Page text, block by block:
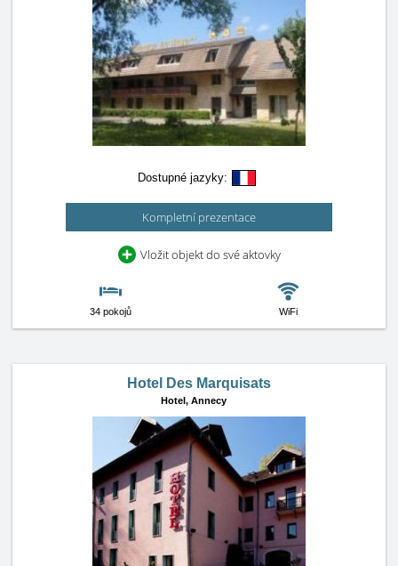
Dostupné jazyky:
Kompletní prezentace
Vložit objekt do své aktovky
34 pokojů WiFi
Hotel Des Marquisats
Hotel, Annecy